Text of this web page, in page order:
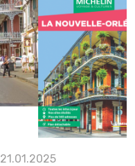
21.01.2025